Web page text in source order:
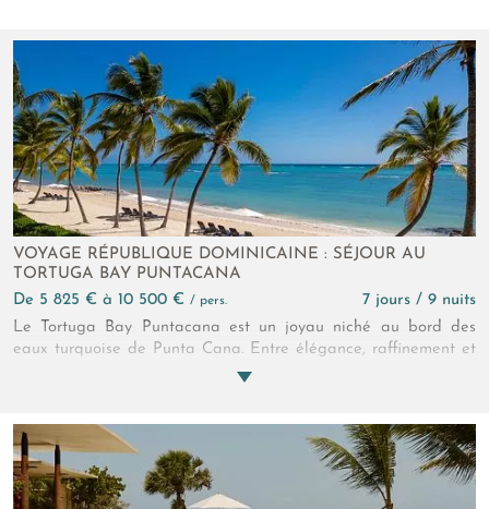
attentionné. Vivez une parenthèse exclusive dans un écrin de
sérénité.
VOYAGE RÉPUBLIQUE DOMINICAINE : SÉJOUR AU
TORTUGA BAY PUNTACANA
de 5 825 € à 10 500 € / pers.
7 jours / 9 nuits
Le Tortuga Bay Puntacana est un joyau niché au bord des
eaux turquoise de Punta Cana. Entre élégance, raffinement et
prestations de qualité, le luxe dominicain brille au cœur de cet
instant en souvenirs précieux. En somme, le Tortuga Bay
Puntacana incarne à la perfection l'art de vivre caribéen.